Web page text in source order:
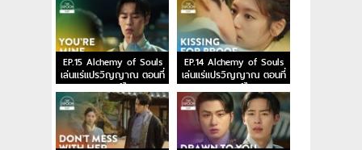
EP.15 Alchemy of Souls
เล่นแร่แปรวิญญาณ ตอนที่
15 พากย์ไทย
EP.14 Alchemy of Souls
เล่นแร่แปรวิญญาณ ตอนที่
14 พากย์ไทย